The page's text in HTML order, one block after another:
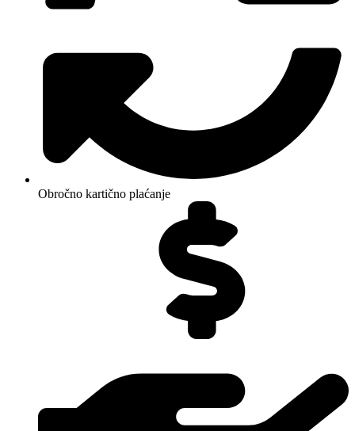
Obročno kartično plaćanje